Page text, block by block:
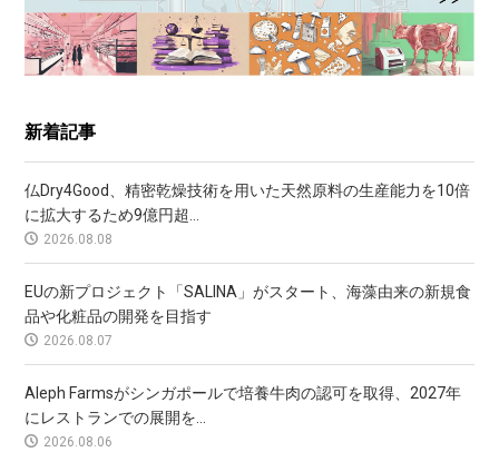
新着記事
仏Dry4Good、精密乾燥技術を用いた天然原料の生産能力を10倍
に拡大するため9億円超...
2026.08.08
EUの新プロジェクト「SALINA」がスタート、海藻由来の新規食
品や化粧品の開発を目指す
2026.08.07
Aleph Farmsがシンガポールで培養牛肉の認可を取得、2027年
にレストランでの展開を...
2026.08.06